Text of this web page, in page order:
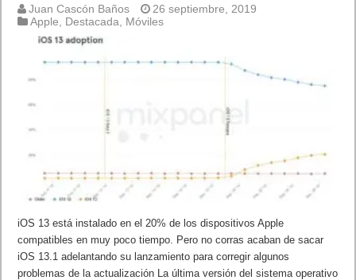
Juan Cascón Baños
26 septiembre, 2019
Apple
Destacada Móviles
iOS 13 está instalado en el 20% de los dispositivos Apple
compatibles en muy poco tiempo. Pero no corras acaban de sacar
iOS 13.1 adelantando su lanzamiento para corregir algunos
problemas de la actualización La última versión del sistema operativo